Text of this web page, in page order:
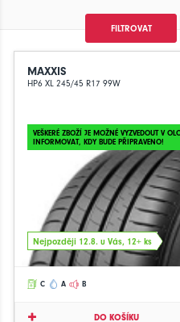
FILTROVAT
MAXXIS
HP6 XL 245/45 R17 99W
VEŠKERÉ ZBOŽÍ JE MOŽNÉ VYZVEDOUT V
INFORMOVAT, KDY BUDE PŘIPRAVENO!
Nejpozději 12.8. u Vás, 12+ ks
C A B
DO KOŠÍKU